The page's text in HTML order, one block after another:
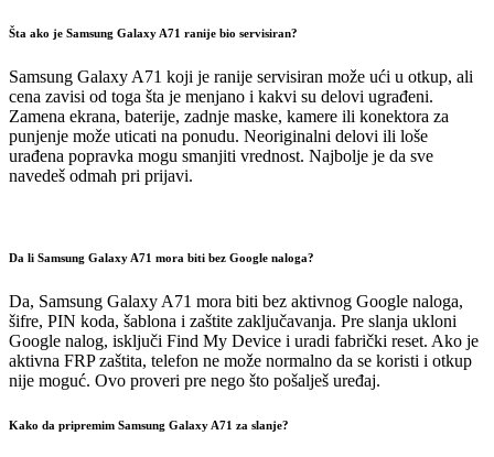
Šta ako je Samsung Galaxy A71 ranije bio servisiran?
Samsung Galaxy A71 koji je ranije servisiran može ući u otkup, ali
cena zavisi od toga šta je menjano i kakvi su delovi ugrađeni.
Zamena ekrana, baterije, zadnje maske, kamere ili konektora za
punjenje može uticati na ponudu. Neoriginalni delovi ili loše
urađena popravka mogu smanjiti vrednost. Najbolje je da sve
navedeš odmah pri prijavi.
Da li Samsung Galaxy A71 mora biti bez Google naloga?
Da, Samsung Galaxy A71 mora biti bez aktivnog Google naloga,
šifre, PIN koda, šablona i zaštite zaključavanja. Pre slanja ukloni
Google nalog, isključi Find My Device i uradi fabrički reset. Ako je
aktivna FRP zaštita, telefon ne može normalno da se koristi i otkup
nije moguć. Ovo proveri pre nego što pošalješ uređaj.
Kako da pripremim Samsung Galaxy A71 za slanje?